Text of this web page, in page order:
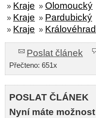
» Kraje » Olomoucký
» Kraje » Pardubický
» Kraje »
Poslat článek
Přečteno: 651x
POSLAT ČLÁNEK
Nyní máte